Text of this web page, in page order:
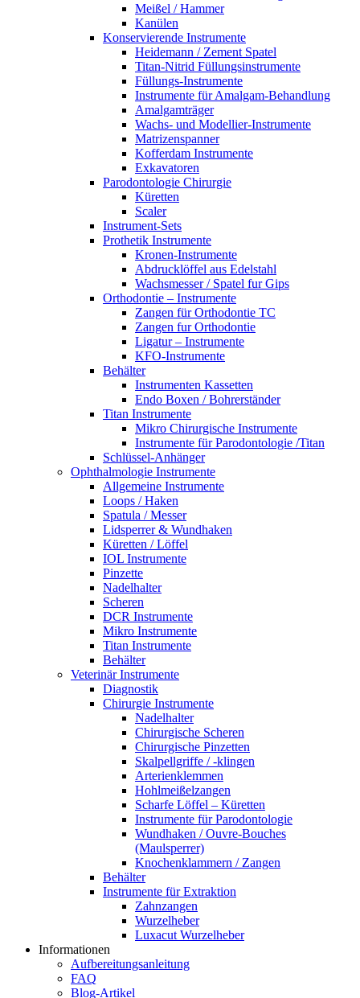
Meißel / Hammer
Kanülen
Konservierende Instrumente
Heidemann / Zement Spatel
Titan-Nitrid Füllungsinstrumente
Füllungs-Instrumente
Instrumente für Amalgam-Behandlung
Amalgamträger
Wachs- und Modellier-Instrumente
Matrizenspanner
Kofferdam Instrumente
Exkavatoren
Parodontologie Chirurgie
Küretten
Scaler
Instrument-Sets
Prothetik Instrumente
Kronen-Instrumente
Abdrucklöffel aus Edelstahl
Wachsmesser / Spatel fur Gips
Orthodontie – Instrumente
Zangen für Orthodontie TC
Zangen fur Orthodontie
Ligatur – Instrumente
KFO-Instrumente
Behälter
Instrumenten Kassetten
Endo Boxen / Bohrerständer
Titan Instrumente
Mikro Chirurgische Instrumente
Instrumente für Parodontologie /Titan
Schlüssel-Anhänger
Ophthalmologie Instrumente
Allgemeine Instrumente
Loops / Haken
Spatula / Messer
Lidsperrer & Wundhaken
Küretten / Löffel
IOL Instrumente
Pinzette
Nadelhalter
Scheren
DCR Instrumente
Mikro Instrumente
Titan Instrumente
Behälter
Veterinär Instrumente
Diagnostik
Chirurgie Instrumente
Nadelhalter
Chirurgische Scheren
Chirurgische Pinzetten
Skalpellgriffe / -klingen
Arterienklemmen
Hohlmeißelzangen
Scharfe Löffel – Küretten
Instrumente für Parodontologie
Wundhaken / Ouvre-Bouches
(Maulsperrer)
Knochenklammern / Zangen
Behälter
Instrumente für Extraktion
Zahnzangen
Wurzelheber
Luxacut Wurzelheber
Informationen
Aufbereitungsanleitung
FAQ
Blog-Artikel